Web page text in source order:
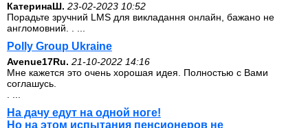
КатеринаШ. 23-02-2023 10:52
Порадьте зручний LMS для викладання онлайн, бажано не
англомовний. . ...
Polly Group Ukraine
Avenue17Ru. 21-10-2022 14:16
Мне кажется это очень хорошая идея. Полностью с Вами
соглашусь.
На дачу едут на одной ноге!
Но на этом испытания пенсионеров не